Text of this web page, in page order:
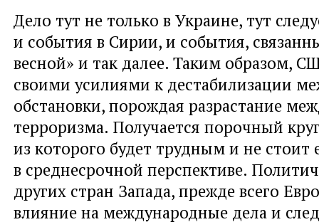
Дело тут не только в Украине, тут
и события в Сирии, и события,
весной» и так далее. Таким образом,
своими усилиями к дестабилизации
обстановки, порождая разрастание
терроризма. Получается порочный
из которого будет трудным и не стоит
в среднесрочной перспективе.
других стран Запада, прежде всего
влияние на международные дела и